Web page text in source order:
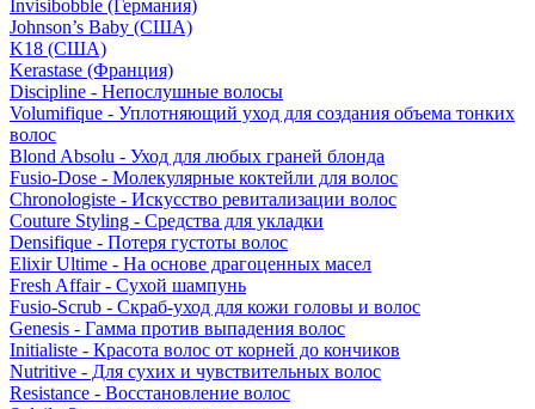
Invisibobble (Германия)
Johnson’s Baby (США)
K18 (США)
Kerastase (Франция)
Discipline - Непослушные волосы
Volumifique - Уплотняющий уход для создания объема тонких
волос
Blond Absolu - Уход для любых граней блонда
Fusio-Dose - Молекулярные коктейли для волос
Chronologiste - Искусство ревитализации волос
Couture Styling - Средства для укладки
Densifique - Потеря густоты волос
Elixir Ultime - На основе драгоценных масел
Fresh Affair - Сухой шампунь
Fusio-Scrub - Скраб-уход для кожи головы и волос
Genesis - Гамма против выпадения волос
Initialiste - Красота волос от корней до кончиков
Nutritive - Для сухих и чувствительных волос
Resistance - Восстановление волос